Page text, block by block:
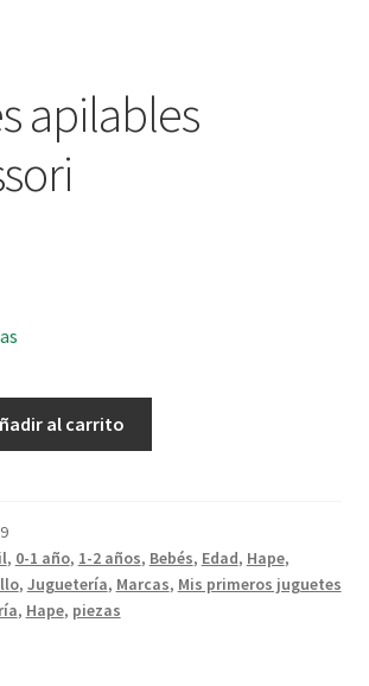
apilables
al carrito
, 0-1 año, 1-2 años, Bebés, Edad, Hape,
, Juguetería, Marcas, Mis primeros juguetes
, Hape, piezas